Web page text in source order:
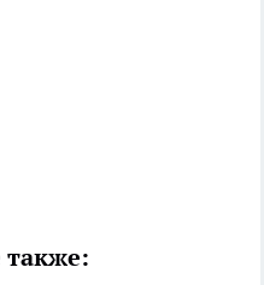
также: